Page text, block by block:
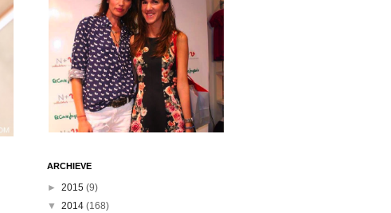
ARCHIEVE
► 2015 (9)
▼ 2014 (168)